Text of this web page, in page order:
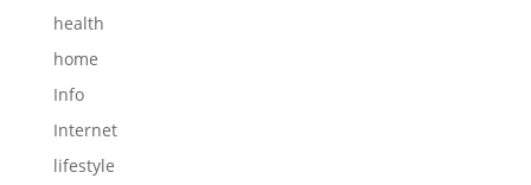
health
home
Info
Internet
lifestyle